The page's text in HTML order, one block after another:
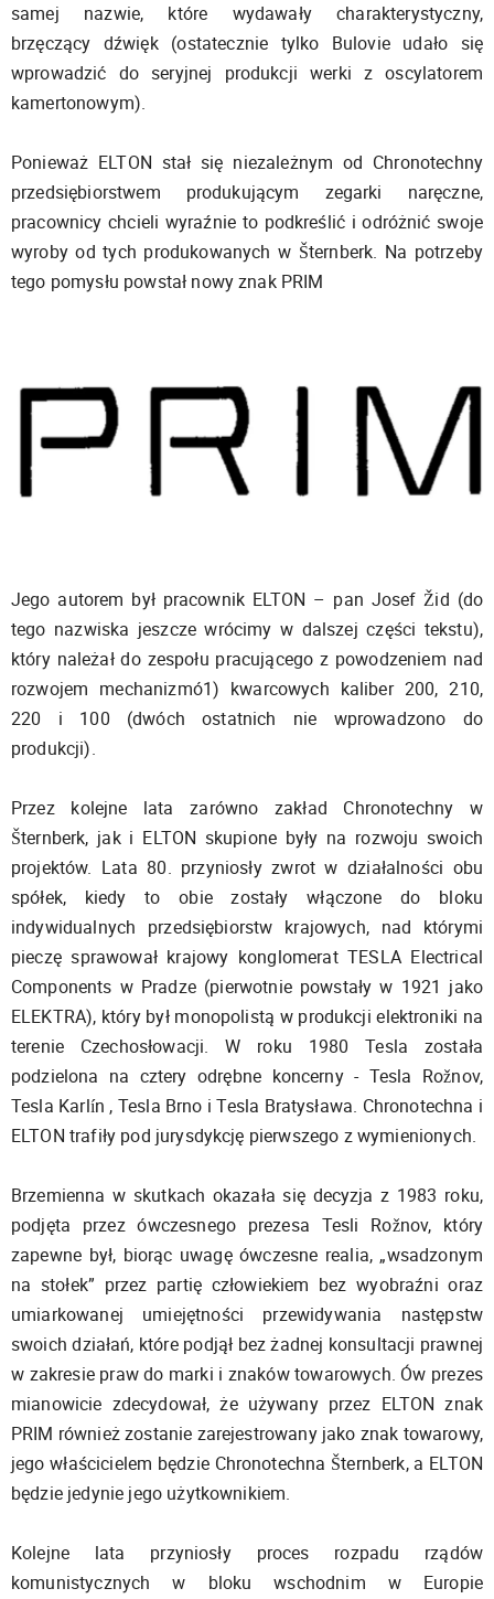
samej nazwie, które wydawały charakterystyczny,
brzęczący dźwięk (ostatecznie tylko Bulovie udało się
wprowadzić do seryjnej produkcji werki z oscylatorem
kamertonowym).
Ponieważ ELTON stał się niezależnym od Chronotechny
przedsiębiorstwem produkującym zegarki naręczne,
pracownicy chcieli wyraźnie to podkreślić i odróżnić swoje
wyroby od tych produkowanych w Šternberk. Na potrzeby
tego pomysłu powstał nowy znak PRIM
Jego autorem był pracownik ELTON – pan Josef Žid (do
tego nazwiska jeszcze wrócimy w dalszej części tekstu),
który należał do zespołu pracującego z powodzeniem nad
rozwojem mechanizmó1) kwarcowych kaliber 200, 210,
220 i 100 (dwóch ostatnich nie wprowadzono do
produkcji).
Przez kolejne lata zarówno zakład Chronotechny w
Šternberk, jak i ELTON skupione były na rozwoju swoich
projektów. Lata 80. przyniosły zwrot w działalności obu
spółek, kiedy to obie zostały włączone do bloku
indywidualnych przedsiębiorstw krajowych, nad którymi
pieczę sprawował krajowy konglomerat TESLA Electrical
Components w Pradze (pierwotnie powstały w 1921 jako
ELEKTRA), który był monopolistą w produkcji elektroniki na
terenie Czechosłowacji. W roku 1980 Tesla została
podzielona na cztery odrębne koncerny - Tesla Rožnov,
Tesla Karlín , Tesla Brno i Tesla Bratysława. Chronotechna i
ELTON trafiły pod jurysdykcję pierwszego z wymienionych.
Brzemienna w skutkach okazała się decyzja z 1983 roku,
podjęta przez ówczesnego prezesa Tesli Rožnov, który
zapewne był, biorąc uwagę ówczesne realia, „wsadzonym
na stołek” przez partię człowiekiem bez wyobraźni oraz
umiarkowanej umiejętności przewidywania następstw
swoich działań, które podjął bez żadnej konsultacji prawnej
w zakresie praw do marki i znaków towarowych. Ów prezes
mianowicie zdecydował, że używany przez ELTON znak
PRIM również zostanie zarejestrowany jako znak towarowy,
jego właścicielem będzie Chronotechna Šternberk, a ELTON
będzie jedynie jego użytkownikiem.
Kolejne lata przyniosły proces rozpadu rządów
komunistycznych w bloku wschodnim w Europie